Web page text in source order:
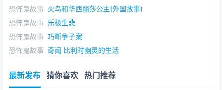
恐怖鬼故事 火鸟和华西丽莎公主(外国故事)
恐怖鬼故事 乐极生悲
恐怖鬼故事 巧断争子案
恐怖鬼故事 奇闻 比利时幽灵的生活
最新发布 猜你喜欢 热门推荐